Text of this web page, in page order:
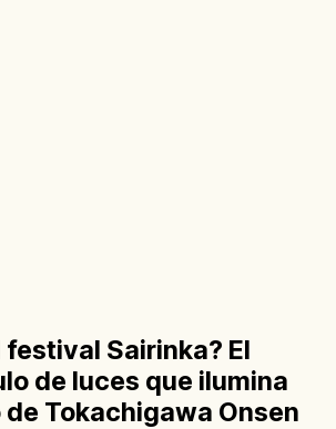
festival Sairinka? El
de luces que ilumina
Tokachigawa Onsen